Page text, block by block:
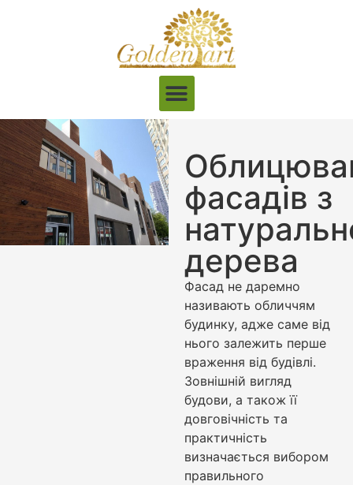
фасадів з
дерева
Фасад не даремно
називають обличчям
будинку, адже саме від
нього залежить перше
враження від будівлі.
Зовнішній вигляд
будови, а також її
довговічність та
практичність
визначається вибором
правильного